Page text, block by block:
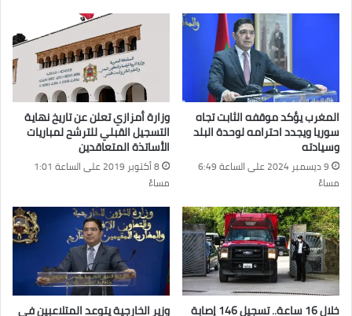
المغرب يؤكد موقفه الثابت تجاه
سوريا ويجدد احترامه لوحدة البلد
وسيادته
9 ديسمبر 2024 على الساعة 6:49
مساءً
وزارة أمزازي تعلن عن تاريخ نهاية
التسجيل القبلي للترشح لمباريات
الأساتذة المتعاقدين
8 أكتوبر 2019 على الساعة 1:01
مساءً
خلال 16 ساعة.. تسجيل 146 إصابة وزير الخارجية يتوعد المتلاعبين في